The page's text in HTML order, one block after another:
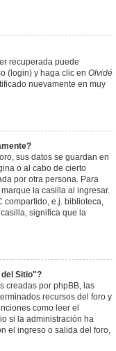
recuperada puede
(login) y haga clic en Olvidé
nuevamente en muy
sus datos se guardan en
o al cabo de cierto
por otra persona. Para
la casilla al ingresar.
compartido, e.j. biblioteca,
significa que la
Sitio"?
creadas por phpBB, las
recursos del foro y
como leer el
si la administración ha
el ingreso o salida del foro,